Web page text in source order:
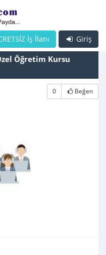
Giriş
İş İlanı
Öğretim Kursu
0 Beğen